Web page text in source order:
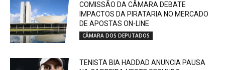
COMISSÃO DA CÂMARA DEBATE
IMPACTOS DA PIRATARIA NO MERCADO
DE APOSTAS ON-LINE
CÂMARA DOS DEPUTADOS
TENISTA BIA HADDAD ANUNCIA PAUSA